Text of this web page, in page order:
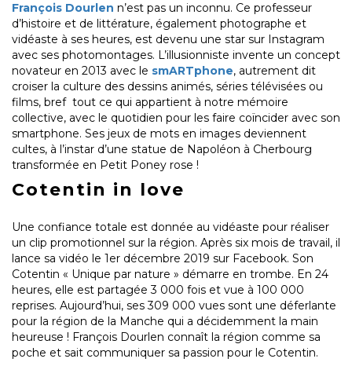
François Dourlen n’est pas un inconnu. Ce professeur
d’histoire et de littérature, également photographe et
vidéaste à ses heures, est devenu une star sur Instagram
avec ses photomontages. L’illusionniste invente un concept
novateur en 2013 avec le smARTphone, autrement dit
croiser la culture des dessins animés, séries télévisées ou
films, bref tout ce qui appartient à notre mémoire
collective, avec le quotidien pour les faire coïncider avec son
smartphone. Ses jeux de mots en images deviennent
cultes, à l’instar d’une statue de Napoléon à Cherbourg
transformée en Petit Poney rose !
Cotentin in love
Une confiance totale est donnée au vidéaste pour réaliser
un clip promotionnel sur la région. Après six mois de travail, il
lance sa vidéo le 1er décembre 2019 sur Facebook. Son
Cotentin « Unique par nature » démarre en trombe. En 24
heures, elle est partagée 3 000 fois et vue à 100 000
reprises. Aujourd’hui, ses 309 000 vues sont une déferlante
pour la région de la Manche qui a décidemment la main
heureuse ! François Dourlen connaît la région comme sa
poche et sait communiquer sa passion pour le Cotentin.